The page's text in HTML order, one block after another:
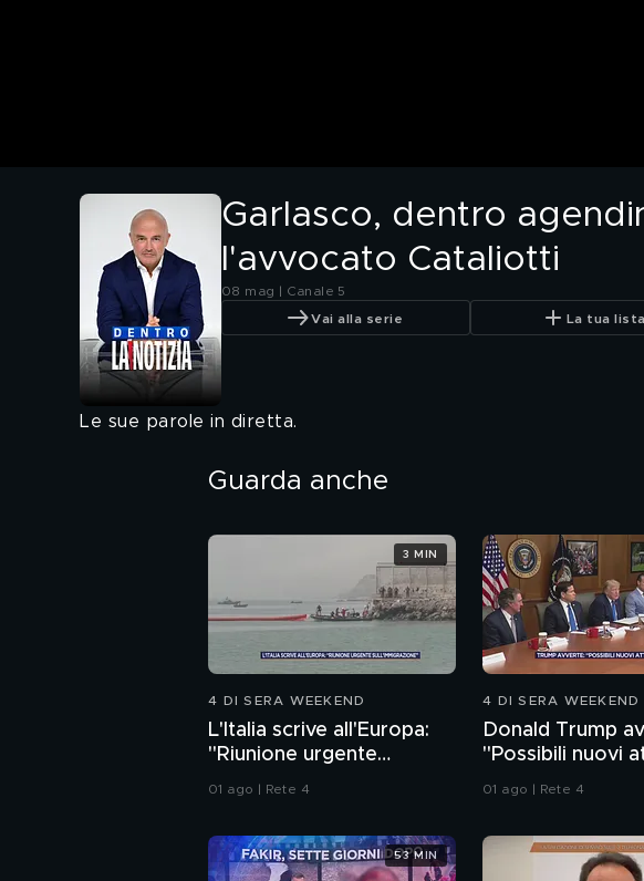
Garlasco, dentro
l'avvocato Cataliotti
08 mag | Canale 5
Vai alla serie La tua lista
Le sue parole in diretta.
Guarda anche
4 DI SERA WEEKEND
L'Italia scrive all'Europa:
"Riunione urgente
sull'immigrazione"
01 ago | Rete 4
3 MIN
4 DI SERA WEEKEND
Donald Trump
"Possibili nuovi
all'Iran"
01 ago | Rete 4
53 MIN